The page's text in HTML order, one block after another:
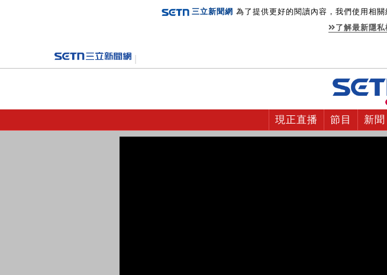
三立新聞網 為了提供更好的閱讀內容，我們使用相
了解最新隱私
現正直播 節目 新聞